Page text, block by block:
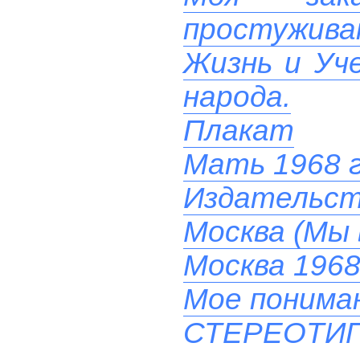
Жизнь и
народа.
Плакат
Мать 1968
Москва (Мы
Москва
Мое